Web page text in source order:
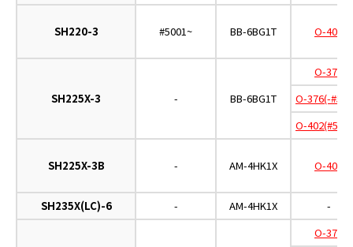
SH220-3 #5001~ BB-6BG1T O-402
SH225X-3 - BB-6BG1T
O-375
O-376(-
O-
SH225X-3B - AM-4HK1X O-402
SH235X(LC)-6 - AM-4HK1X -
O-375